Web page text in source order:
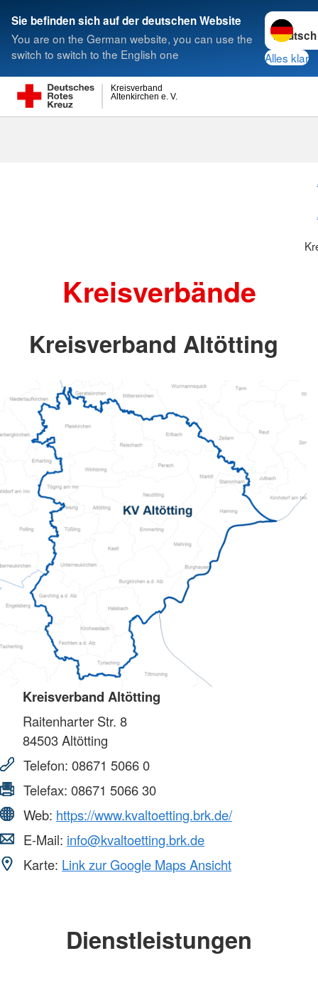
Sie befinden sich auf der deutschen Website
You are on the German website, you can use the
switch to switch to the English one
Sprache
Alles klar
Altenkirchen e. V.
Kreisverband
Suche
Kreisverbände
Kreisverband Altötting
Kreisverband Altötting
Raitenharter Str. 8
84503Altötting
Telefon: 08671 5066 0
Telefax: 08671 5066 30
Web: https://www.kvaltoetting.brk.de/
E-Mail: info@kvaltoetting.brk.de
Karte: Link zur Google Maps Ansicht
Dienstleistungen